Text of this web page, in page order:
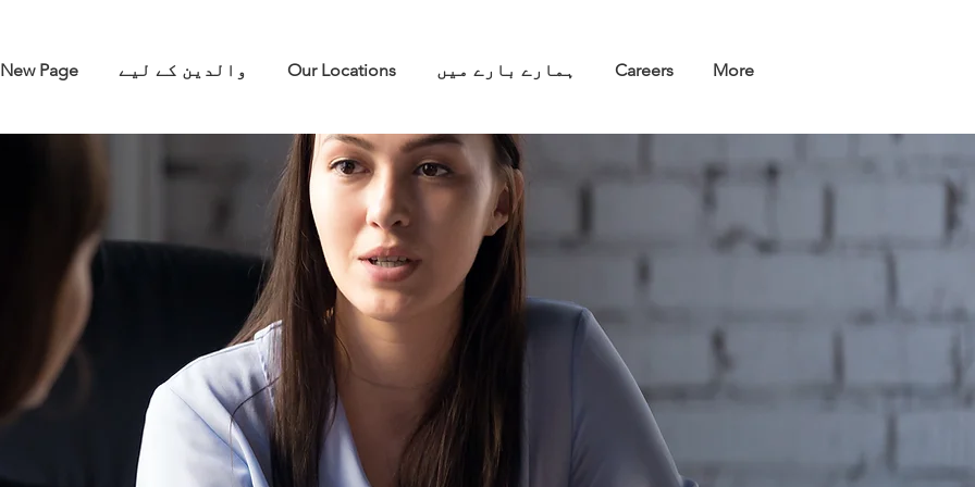
New Page والدین کے لیے Our Locations ہمارے بارے میں Careers More